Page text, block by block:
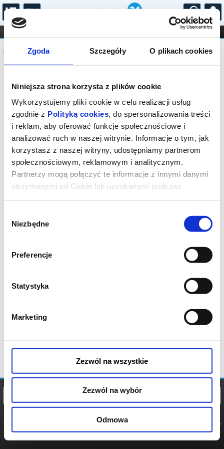
Zgoda Szczegóły O plikach cookies
Niniejsza strona korzysta z plików cookie
Wykorzystujemy pliki cookie w celu realizacji usług
zgodnie z Polityką cookies, do spersonalizowania treści
i reklam, aby oferować funkcje społecznościowe i
analizować ruch w naszej witrynie. Informacje o tym, jak
korzystasz z naszej witryny, udostępniamy partnerom
społecznościowym, reklamowym i analitycznym.
Partnerzy mogą połączyć te informacje z innymi danymi
otrzymanymi od Ciebie lub uzyskanymi podczas
zgody
Niezbędne
Preferencje
Statystyka
Marketing
Zezwól na wszystkie
Zezwól na wybór
Odmowa
...
FILHARMONIA OPERA I BALET
STAND-UP
DLA DZIECI
Komunikat
Sprzedaż biletów on-line na wydarzenie
została zakończona.
POLITYKA
POLITYKA